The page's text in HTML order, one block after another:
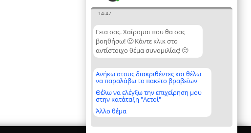
14:47
Γεια σας. Χαίρομαι που θα σας
βοηθήσω! 🙂 Κάντε κλικ στο
αντίστοιχο θέμα συνομιλίας! 🙂
Ανήκω στους διακριθέντες και θέλω
να παραλάβω το πακέτο βραβείων
Θέλω να ελέγξω την επιχείρηση μου
στην κατάταξη "Αετοί"
Άλλο θέμα